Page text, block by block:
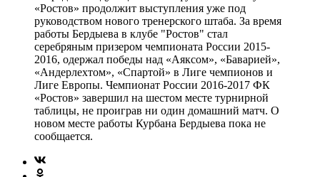
«Ростов» продолжит выступления уже под
руководством нового тренерского штаба. За время
работы Бердыева в клубе "Ростов" стал
серебряным призером чемпионата России 2015-
2016, одержал победы над «Аяксом», «Баварией»,
«Андерлехтом», «Спартой» в Лиге чемпионов и
Лиге Европы. Чемпионат России 2016-2017 ФК
«Ростов» завершил на шестом месте турнирной
таблицы, не проиграв ни один домашний матч. О
новом месте работы Курбана Бердыева пока не
сообщается.